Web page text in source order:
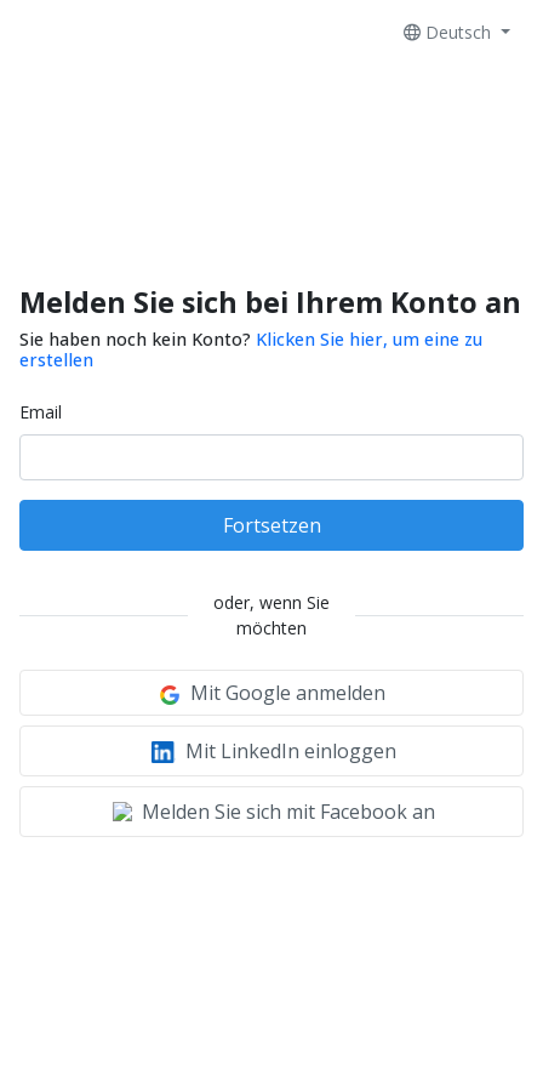
Deutsch
Melden Sie sich bei Ihrem Konto an
Sie haben noch kein Konto? Klicken Sie hier, um eine zu
erstellen
Email
Fortsetzen
oder, wenn Sie
möchten
Mit Google anmelden
Mit LinkedIn einloggen
Melden Sie sich mit Facebook an